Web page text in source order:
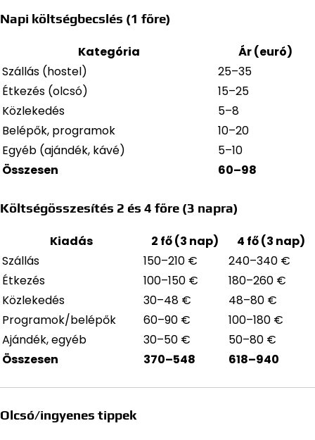
Napi költségbecslés (1 főre)
Kategória
Ár (euró)
Szállás (hostel)
25–35
Étkezés (olcsó)
15–25
Közlekedés
5–8
Belépők, programok
10–20
Egyéb (ajándék, kávé)
5–10
Összesen
60–98
Költségösszesítés 2 és 4 főre (3 napra)
Kiadás 2 fő (3 nap)
4 fő (3 nap)
Szállás
150–210 €
240–340 €
Étkezés
100–150 €
180–260 €
Közlekedés
30–48 €
48–80 €
Programok/belépők
60–90 €
100–180 €
Ajándék, egyéb
30–50 €
50–80 €
Összesen
370–548 618–940
Olcsó/ingyenes tippek